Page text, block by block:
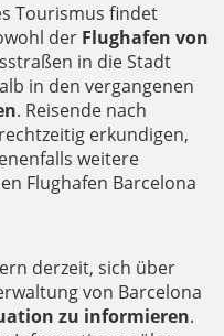
Tourismus findet
der Flughafen von
in die Stadt
in den vergangenen
. Reisende nach
erkundigen,
weitere
Flughafen Barcelona
derzeit, sich über
von Barcelona
zu informieren.